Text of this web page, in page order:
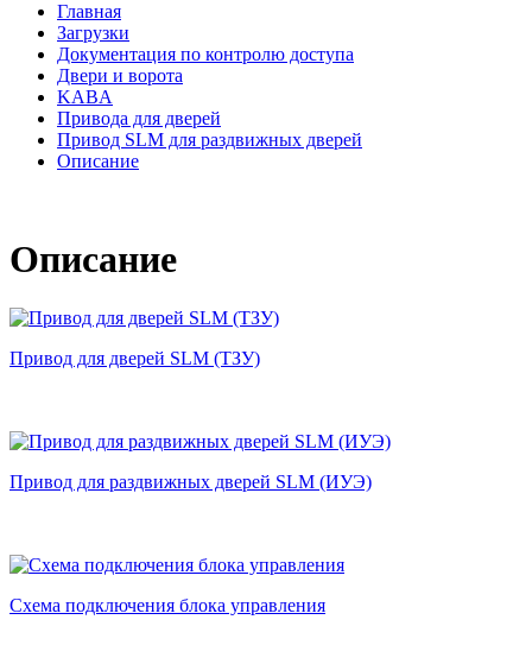
Главная
Загрузки
Документация по контролю доступа
Двери и ворота
KABA
Привода для дверей
Привод SLM для раздвижных дверей
Описание
Описание
Привод для дверей SLM (ТЗУ)
Привод для раздвижных дверей SLM (ИУЭ)
Схема подключения блока управления